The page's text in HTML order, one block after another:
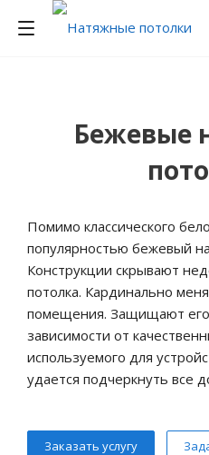
Бежевые
Помимо классического
популярностью бежевый
Конструкции скрывают
потолка. Кардинально
помещения. Защищают его
зависимости от
используемого для
удается подчеркнуть все
Заказать услугу